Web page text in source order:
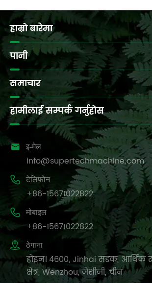
पूरा
गर्छ?
गहिरो
बनाउँदै।
हाम्रो बारेमा
पानी
समाचार
हामीलाई सम्पर्क गर्नुहोस
 इ-मेल
info@supertechmachine.com
 टेलिफोन
+86-15671022822
 मोबाइल
+86-15671022822
 ठेगाना
होइन। 4600, Jinhai सडक, आर्थिक र
क्षेत्र, Wenzhou, जेशीजी, चीन